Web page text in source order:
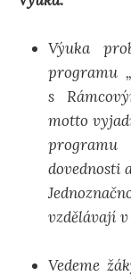
Výuka
programu
s
motto
dovednosti
vzdělávají
Vedeme